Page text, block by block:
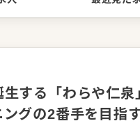
生する「わらや仁
グの2番手を目指